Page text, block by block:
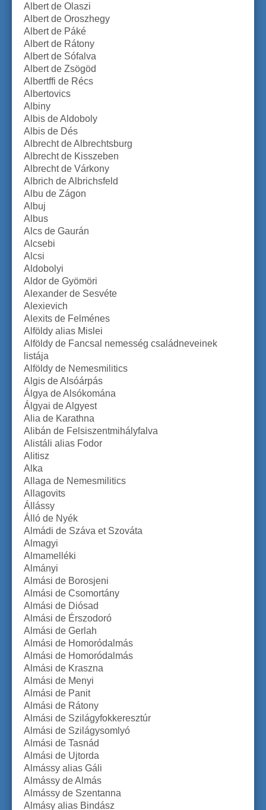
Albert de Olaszi
Albert de Oroszhegy
Albert de Páké
Albert de Rátony
Albert de Sófalva
Albert de Zsögöd
Albertffi de Récs
Albertovics
Albiny
Albis de Aldoboly
Albis de Dés
Albrecht de Albrechtsburg
Albrecht de Kisszeben
Albrecht de Várkony
Albrich de Albrichsfeld
Albu de Zágon
Albuj
Albus
Alcs de Gaurán
Alcsebi
Alcsi
Aldobolyi
Aldor de Gyömöri
Alexander de Sesvéte
Alexievich
Alexits de Felménes
Alföldy alias Mislei
Alföldy de Fancsal nemesség családneveinek
listája
Alföldy de Nemesmilitics
Algis de Alsóárpás
Álgya de Alsókomána
Álgyai de Algyest
Alia de Karathna
Alibán de Felsiszentmihályfalva
Alistáli alias Fodor
Alitisz
Alka
Allaga de Nemesmilitics
Allagovits
Állássy
Álló de Nyék
Almádi de Száva et Szováta
Almagyi
Almamelléki
Almányi
Almási de Borosjeni
Almási de Csomortány
Almási de Diósad
Almási de Érszodoró
Almási de Gerlah
Almási de Homoródalmás
Almási de Homoródalmás
Almási de Kraszna
Almási de Menyi
Almási de Panit
Almási de Rátony
Almási de Szilágyfokkeresztúr
Almási de Szilágysomlyó
Almási de Tasnád
Almási de Ujtorda
Almássy alias Gáli
Almássy de Almás
Almássy de Szentanna
Almásy alias Bindász